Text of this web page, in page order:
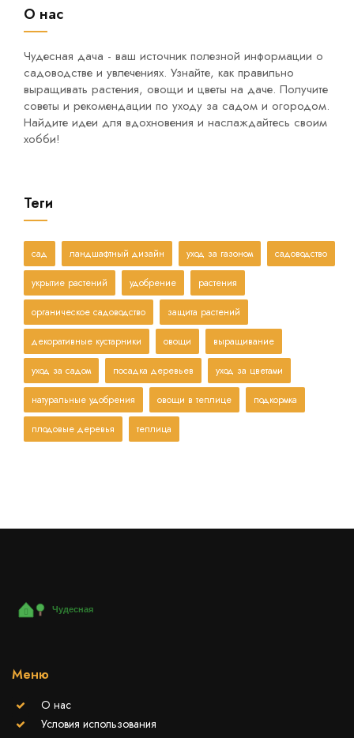
О нас
Чудесная дача - ваш источник полезной информации о
садоводстве и увлечениях. Узнайте, как правильно
выращивать растения, овощи и цветы на даче. Получите
советы и рекомендации по уходу за садом и огородом.
Найдите идеи для вдохновения и наслаждайтесь своим
хобби!
Теги
сад ландшафтный дизайн уход за газоном садоводство
укрытие растений удобрение растения
органическое садоводство защита растений
декоративные кустарники овощи выращивание
уход за садом посадка деревьев уход за цветами
натуральные удобрения овощи в теплице подкормка
плодовые деревья теплица
Меню
О нас
Условия использования